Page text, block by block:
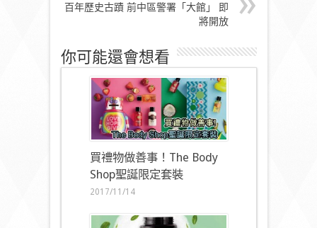
百年歷史古蹟 前中區警署「大館」 即
將開放
你可能還會想看
買禮物做善事！The Body
Shop聖誕限定套裝
2017/11/14